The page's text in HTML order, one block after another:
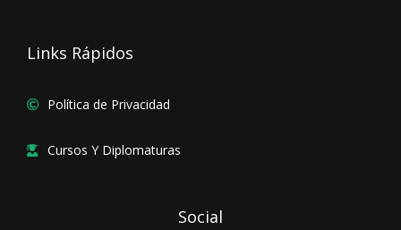
Links Rápidos
Política de Privacidad
Cursos Y Diplomaturas
Social